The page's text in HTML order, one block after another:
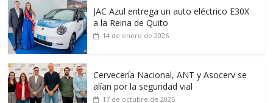
JAC Azul entrega un auto eléctrico E30X
a la Reina de Quito
14 de enero de 2026
Cervecería Nacional, ANT y Asocerv se
alían por la seguridad vial
17 de octubre de 2025